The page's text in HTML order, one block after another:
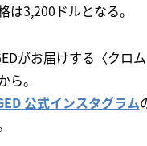
は3,200ドルとなる。
がお届けする〈クロ
ら。
公式インスタグラム